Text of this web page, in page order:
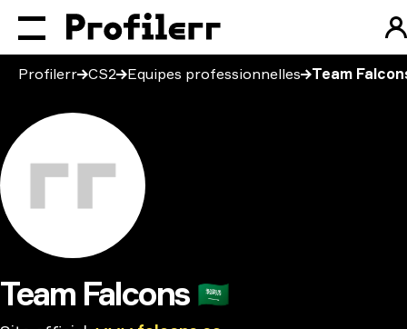
Profilerr CS2 Equipes professionnelles Team
Team Falcons 🇸🇦